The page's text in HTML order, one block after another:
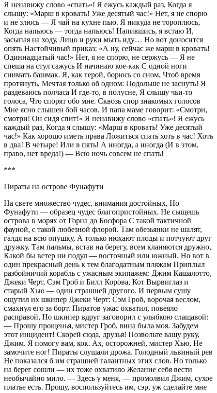
Я ненавижу слово «спать»! Я ежусь каждый раз, Когда я
слышу: «Марш в кровать! Уже десятый час!» Нет, я не спорю
и не злюсь — Я чай на кухне пью. Я никуда не тороплюсь,
Когда напьюсь — тогда напьюсь! Напившись, я встаю И,
засыпая на ходу, Лицо и руки мыть иду… Но вот доносится
опять Настойчивый приказ: «А ну, сейчас же марш в кровать!
Одиннадцатый час!» Нет, я не спорю, не сержусь — Я не
спеша на стул сажусь И начинаю кое-как С одной ноги
снимать башмак. Я, как герой, борюсь со сном, Чтоб время
протянуть, Мечтая только об одном: Подольше не заснуть! Я
раздеваюсь полчаса И где-то, в полусне, Я слышу чьи-то
голоса, Что спорят обо мне. Сквозь спор знакомых голосов
Мне ясно слышен бой часов, И папа маме говорит: «Смотри,
смотри! Он сидя спит!» Я ненавижу слово «спать»! Я ежусь
каждый раз, Когда я слышу: «Марш в кровать! Уже десятый
час!» Как хорошо иметь права Ложиться спать хоть в час! Хоть
в два! В четыре! Или в пять! А иногда, а иногда (И в этом,
право, нет вреда!) — Всю ночь совсем не спать!
***
Пираты на острове Фунафути
На свете множество чудес, внимания достойных, Но
Фунафути — образец чудес благопристойных. Не сыщешь
острова в морях от Горна до Босфора С такой тактичной
фауной, с такой любезной флорой. Там обезьянки не шалят,
галдя на всю опушку, А только нюхают плоды и потчуют друг
дружку. Там пальмы, встав на берегу, всем кланяются дружно,
Какой бы ветер ни подул — восточный или южный. Но вот в
один прекрасный день к тем благодатным пляжам Приплыл
разбойничий корабль с ужасным экипажем: Джим Кашалотто,
Джеки Черт, Сэм Гроб и Билл Корова, Кот Вырвиглаз и
старый Хью — один страшней другого. И первым сушу
ощутил их шкипер Джеки Черт: Сэм Гроб, ворочая веслом,
смахнул его за борт. Пиратов ужас охватил, повеяло
расправой, Но шкипер вдруг заговорил с улыбкою слащавой:
— Прошу прощенья, мистер Гроб, вина была моя. Забудем
этот инцидент! Скорей сюда, друзья! Позвольте вашу руку,
Джим. Я помогу вам, кок. Ах, осторожней, мистер Хью, Не
замочите ног! Пираты слушали дрожа. Голодный львиный рев
Не показался б им страшней галантных этих слов. Но только
на берег сошли — их тоже охватило Желание себя вести
необычайно мило. — Здесь у меня, — промолвил Джим, сухое
платье есть. Прошу, воспользуйтесь им, сэр, уж сделайте мне